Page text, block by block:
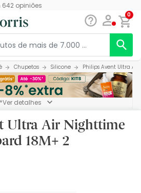
642opiniões
0
Chupetas Silicone Philips Avent Ultra
*Ver detalhes
Ultra Air Nighttime
18M+ 2